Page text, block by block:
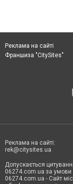
Реклама на сайті
Франшиза "CitySites"
Реклама на сайті:
rek@citysites.ua
Допускається
06274.com.ua за умови
06274.com.ua - Сайт